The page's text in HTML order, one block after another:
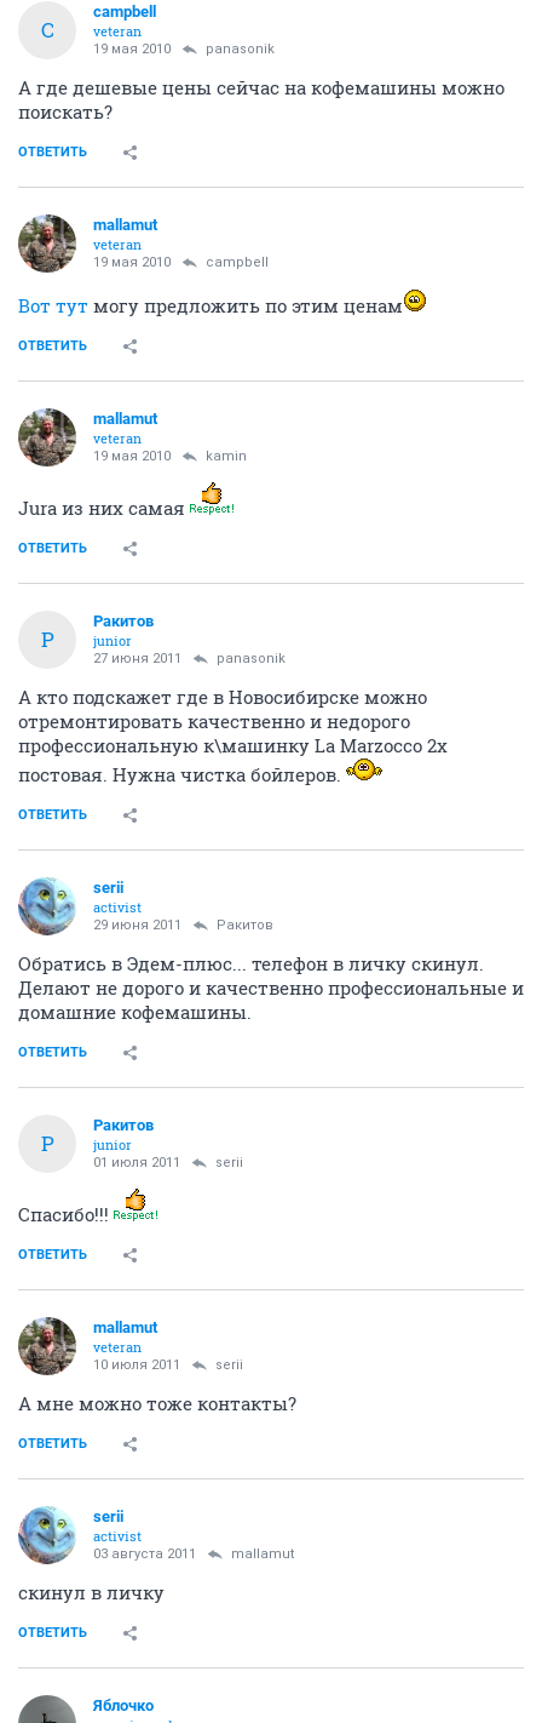
C
campbell
veteran
19 мая 2010 panasonik
А где дешевые цены сейчас на кофемашины можно
поискать?
ОТВЕТИТЬ
mallamut
veteran
19 мая 2010 campbell
Вот тут могу предложить по этим ценам
ОТВЕТИТЬ
mallamut
veteran
19 мая 2010 kamin
Jura из них самая
ОТВЕТИТЬ
Р
Ракитов
junior
27 июня 2011 panasonik
А кто подскажет где в Новосибирске можно
отремонтировать качественно и недорого
профессиональную к\машинку La Marzocco 2х
постовая. Нужна чистка бойлеров.
ОТВЕТИТЬ
serii
activist
29 июня 2011 Ракитов
Обратись в Эдем-плюс... телефон в личку скинул.
Делают не дорого и качественно профессиональные и
домашние кофемашины.
ОТВЕТИТЬ
Р
Ракитов
junior
01 июля 2011 serii
Спасибо!!!
ОТВЕТИТЬ
mallamut
veteran
10 июля 2011 serii
А мне можно тоже контакты?
ОТВЕТИТЬ
serii
activist
03 августа 2011 mallamut
скинул в личку
ОТВЕТИТЬ
Яблочко